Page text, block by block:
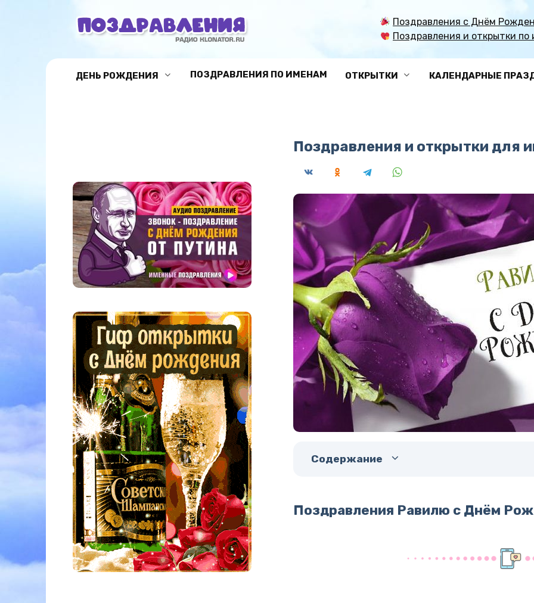
Поздравления с Днём
Поздравления и открытки
ДЕНЬ РОЖДЕНИЯ ПОЗДРАВЛЕНИЯ ПО ИМЕНАМ ОТКРЫТКИ КАЛЕНДАРНЫЕ
Поздравления и открытки для
Содержание
Поздравления Равилю с Днём